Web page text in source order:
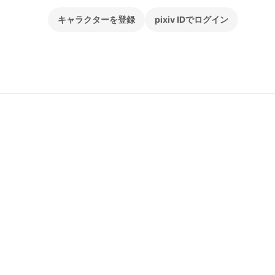
キャラクターを登録 pixiv IDでログイン